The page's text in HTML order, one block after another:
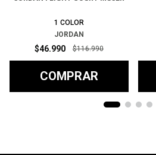
1 COLOR
JORDAN
$46.990 $116.990
COMPRAR